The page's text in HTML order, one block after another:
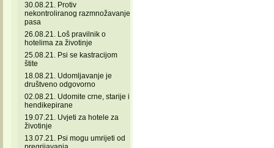
30.08.21. Protiv
nekontroliranog razmnožavanje
pasa
26.08.21. Loš pravilnik o
hotelima za životinje
25.08.21. Psi se kastracijom
štite
18.08.21. Udomljavanje je
društveno odgovorno
02.08.21. Udomite crne, starije i
hendikepirane
19.07.21. Uvjeti za hotele za
životinje
13.07.21. Psi mogu umrijeti od